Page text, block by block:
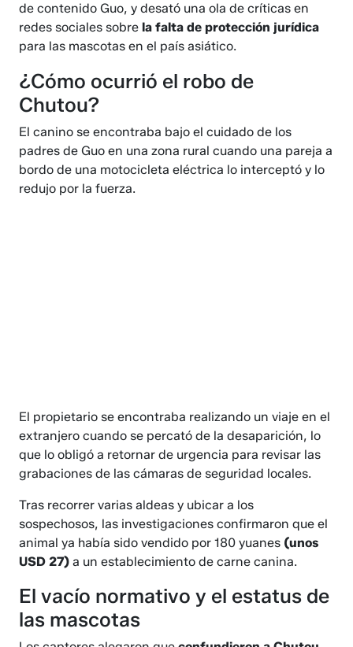
de contenido Guo, y desató una ola de críticas en
redes sociales sobre la falta de protección jurídica
para las mascotas en el país asiático.
¿Cómo ocurrió el robo de
Chutou?
El canino se encontraba bajo el cuidado de los
padres de Guo en una zona rural cuando una pareja a
bordo de una motocicleta eléctrica lo interceptó y lo
redujo por la fuerza.
El propietario se encontraba realizando un viaje en el
extranjero cuando se percató de la desaparición, lo
que lo obligó a retornar de urgencia para revisar las
grabaciones de las cámaras de seguridad locales.
Tras recorrer varias aldeas y ubicar a los
sospechosos, las investigaciones confirmaron que el
animal ya había sido vendido por 180 yuanes (unos
USD 27) a un establecimiento de carne canina.
El vacío normativo y el estatus de
las mascotas